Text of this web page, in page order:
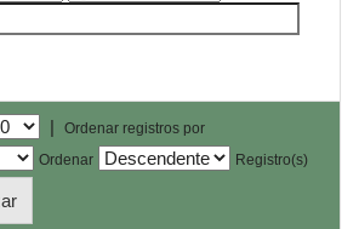
|
Ordenar registros por
Ordenar
Registro(s)